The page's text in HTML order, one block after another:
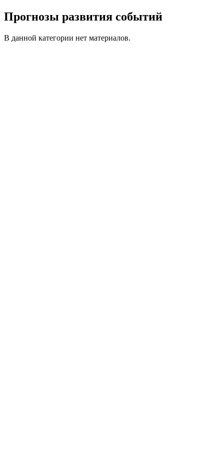
Прогнозы развития событий
В данной категории нет материалов.